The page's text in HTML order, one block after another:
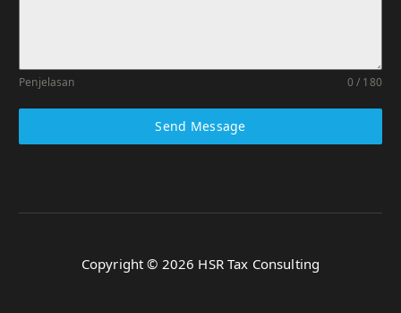
Penjelasan 0 / 180
Send Message
Copyright © 2026 HSR Tax Consulting